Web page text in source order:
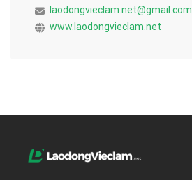
laodongvieclam.net@gmail.com
www.laodongvieclam.net